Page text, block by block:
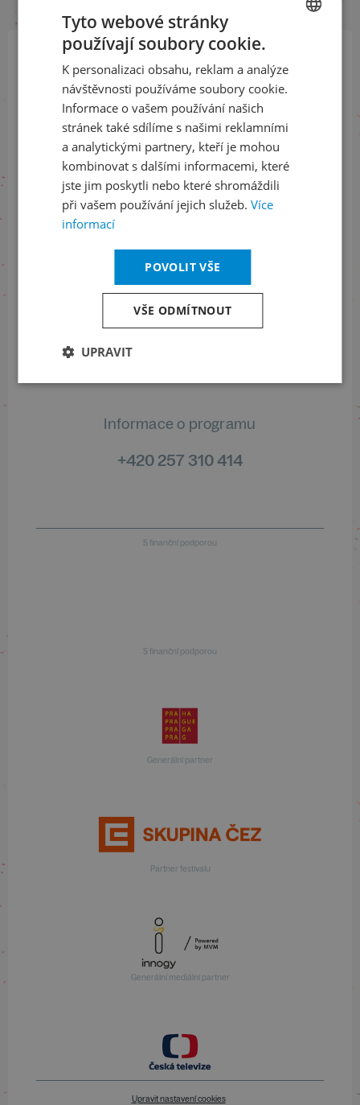
Přihlaste se k našemu newsletteru
a buďte jako první v obraze
ODEBÍRAT NEWSLETTER
Sledujte nás na sociálních sítích
LinkedIn
Informace o stavu objednávek
+420 461 049 232
Informace o programu
+420 257 310 414
S finanční podporou
S finanční podporou
Generální partner
Partner festivalu
Generální mediální partner
Upravit nastavení cookies
ENGLISH
Tyto webové stránky
používají soubory cookie.
K personalizaci obsahu, reklam a analýze
návštěvnosti používáme soubory cookie.
Informace o vašem používání našich
stránek také sdílíme s našimi reklamními
a analytickými partnery, kteří je mohou
kombinovat s dalšími informacemi, které
jste jim poskytli nebo které shromáždili
při vašem používání jejich služeb. Více
informací
POVOLIT VŠE
VŠE ODMÍTNOUT
UPRAVIT